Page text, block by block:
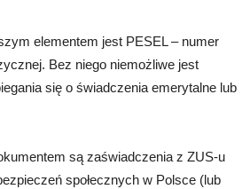
elementem jest PESEL – numer
Bez niego niemożliwe jest
się o świadczenia emerytalne lub
są zaświadczenia z ZUS-u
społecznych w Polsce (lub